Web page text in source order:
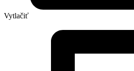
Vytlačiť